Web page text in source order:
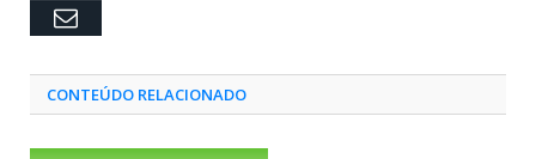
Email
CONTEÚDO RELACIONADO